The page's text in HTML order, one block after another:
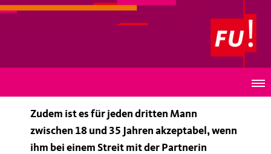
Zudem ist es für jeden dritten Mann
zwischen 18 und 35 Jahren akzeptabel, wenn
ihm bei einem Streit mit der Partnerin